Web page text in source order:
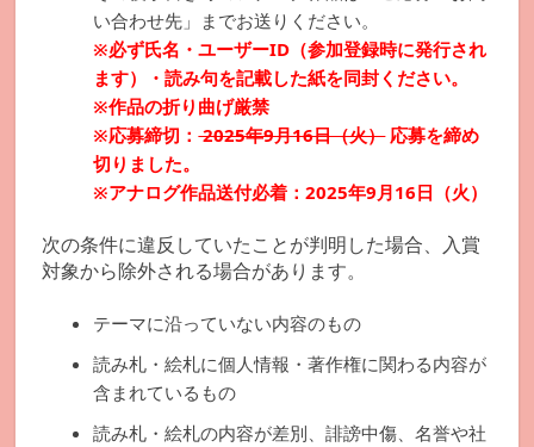
い合わせ先」までお送りください。
※必ず氏名・ユーザーID（参加登録時に発行され
ます）・読み句を記載した紙を同封ください。
※作品の折り曲げ厳禁
※応募締切：2025年9月16日（火）応募を締め
切りました。
※アナログ作品送付必着：2025年9月16日（火）
次の条件に違反していたことが判明した場合、入賞
対象から除外される場合があります。
テーマに沿っていない内容のもの
読み札・絵札に個人情報・著作権に関わる内容が
含まれているもの
読み札・絵札の内容が差別、誹謗中傷、名誉や社